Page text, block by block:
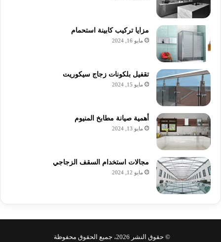
مزايا تركيب كابينة استحمام
مايو 16, 2024
تقفيل بلكونات زجاج سيكوريت
مايو 15, 2024
أهمية صيانة مطابخ المنيوم
مايو 13, 2024
مجالات استخدام السقف الزجاجي
مايو 12, 2024
© حقوق النشر 2026، جميع الحقوق محفوظة